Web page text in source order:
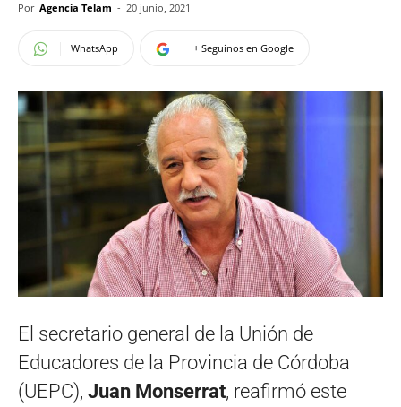
Por Agencia Telam - 20 junio, 2021
WhatsApp + Seguinos en Google
El secretario general de la Unión de
Educadores de la Provincia de Córdoba
(UEPC), Juan Monserrat, reafirmó este